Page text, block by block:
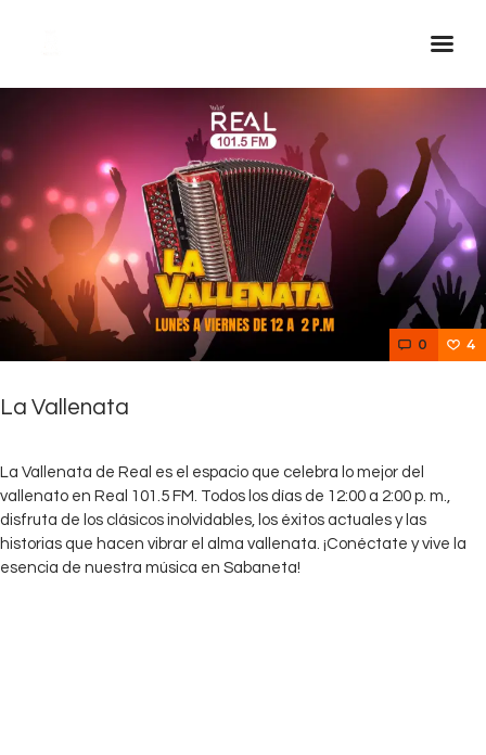
Inicio Real FM
Streaming
En Vivo
Descarga La APP
Programas
Noticias
Equipo
0 4
La Vallenata
La Vallenata de Real es el espacio que celebra lo mejor del
vallenato en Real 101.5 FM. Todos los días de 12:00 a 2:00 p. m.,
disfruta de los clásicos inolvidables, los éxitos actuales y las
historias que hacen vibrar el alma vallenata. ¡Conéctate y vive la
esencia de nuestra música en Sabaneta!